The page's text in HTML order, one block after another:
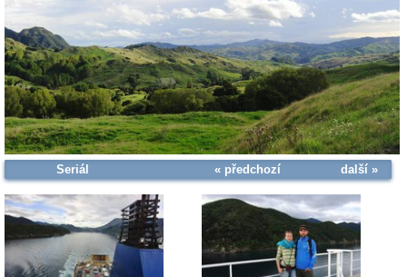
« předchozí
Seriál další »